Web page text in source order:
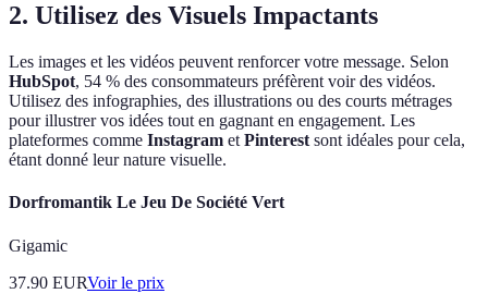
2. Utilisez des Visuels Impactants
Les images et les vidéos peuvent renforcer votre message. Selon
HubSpot, 54 % des consommateurs préfèrent voir des vidéos.
Utilisez des infographies, des illustrations ou des courts métrages
pour illustrer vos idées tout en gagnant en engagement. Les
plateformes comme Instagram et Pinterest sont idéales pour cela,
étant donné leur nature visuelle.
Dorfromantik Le Jeu De Société Vert
Gigamic
37.90 EURVoir le prix